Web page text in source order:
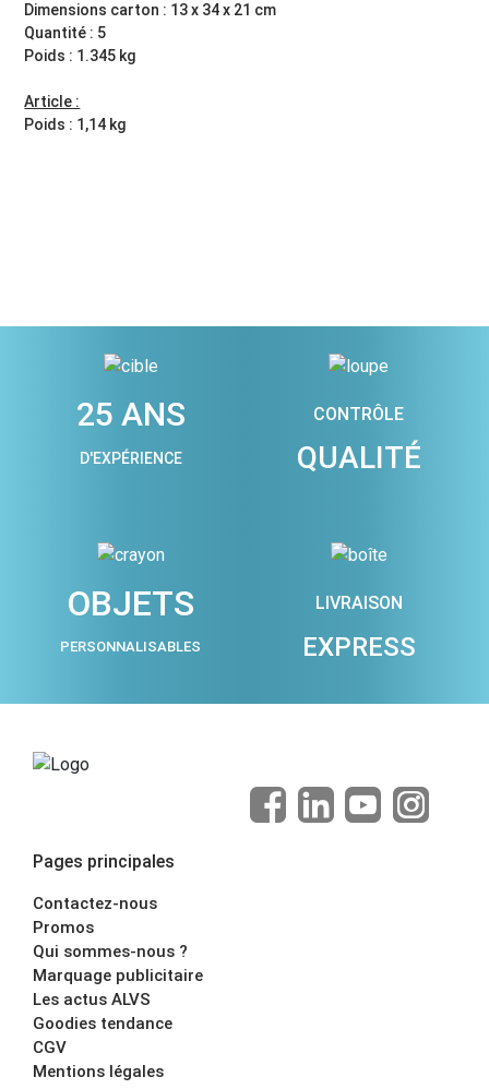
Dimensions carton : 13 x 34 x 21 cm
Quantité : 5
Poids : 1.345 kg
Article :
Poids : 1,14 kg
25 ANS
D'EXPÉRIENCE
CONTRÔLE
QUALITÉ
OBJETS
PERSONNALISABLES
LIVRAISON
EXPRESS
Pages principales
Contactez-nous
Promos
Qui sommes-nous ?
Marquage publicitaire
Les actus ALVS
Goodies tendance
CGV
Mentions légales